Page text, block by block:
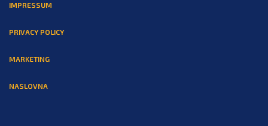
IMPRESSUM
PRIVACY POLICY
MARKETING
NASLOVNA